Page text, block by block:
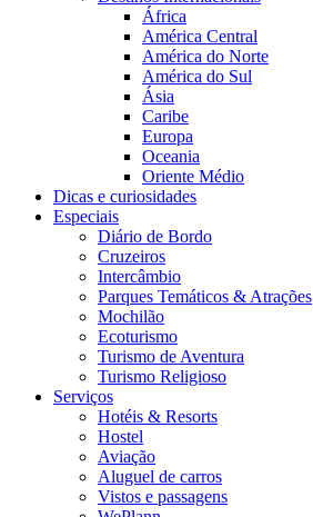
África
América Central
América do Norte
América do Sul
Ásia
Caribe
Europa
Oceania
Oriente Médio
Dicas e curiosidades
Especiais
Diário de Bordo
Cruzeiros
Intercâmbio
Parques Temáticos & Atrações
Mochilão
Ecoturismo
Turismo de Aventura
Turismo Religioso
Serviços
Hotéis & Resorts
Hostel
Aviação
Aluguel de carros
Vistos e passagens